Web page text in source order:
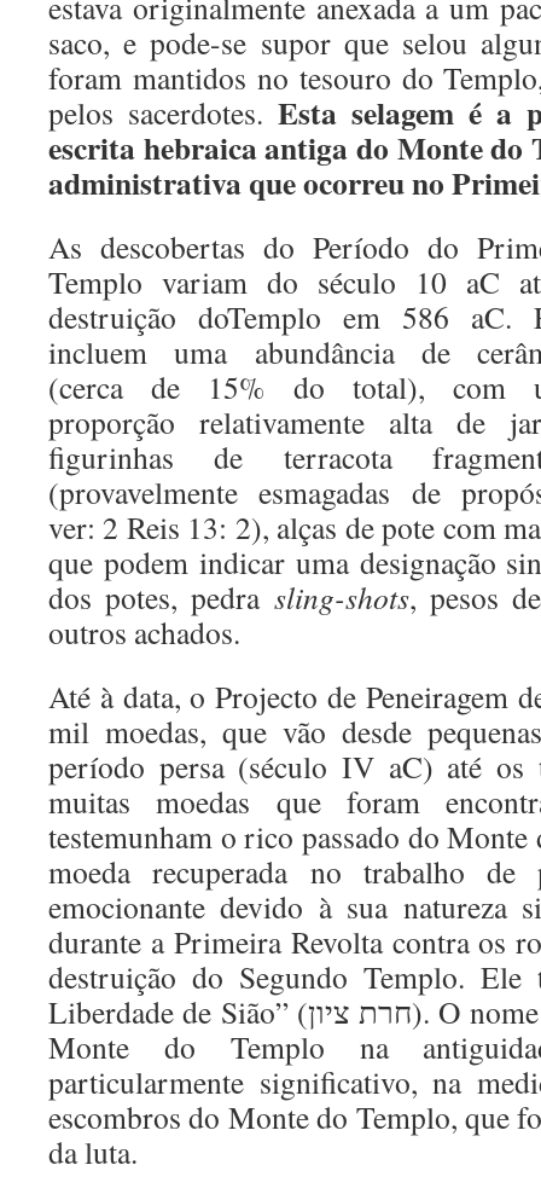
saco, e pode-se supor que selou
foram mantidos no tesouro do
pelos sacerdotes. Esta selagem é a
escrita hebraica antiga do Monte do
administrativa que ocorreu no
As descobertas do Período do
Templo variam do século 10 aC
destruição doTemplo em 586 aC.
incluem uma abundância de
(cerca de 15% do total), com
proporção relativamente alta de
figurinhas de terracota
(provavelmente esmagadas de
ver: 2 Reis 13: 2), alças de pote com
que podem indicar uma designação
dos potes, pedra sling-shots, pesos
outros achados.
Até à data, o Projecto de Peneiragem
mil moedas, que vão desde
período persa (século IV aC) até os
muitas moedas que foram
testemunham o rico passado do
moeda recuperada no trabalho de
emocionante devido à sua natureza
durante a Primeira Revolta contra os
destruição do Segundo Templo. Ele
Liberdade de Sião” (חרת ציון). O nome “Zion” era o nome do
Monte do Templo na
particularmente significativo, na
escombros do Monte do Templo, que
da luta.